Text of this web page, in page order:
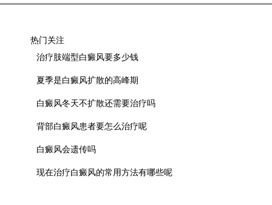
热门关注
治疗肢端型白癜风要多少钱
夏季是白癜风扩散的高峰期
白癜风冬天不扩散还需要治疗吗
背部白癜风患者要怎么治疗呢
白癜风会遗传吗
现在治疗白癜风的常用方法有哪些呢